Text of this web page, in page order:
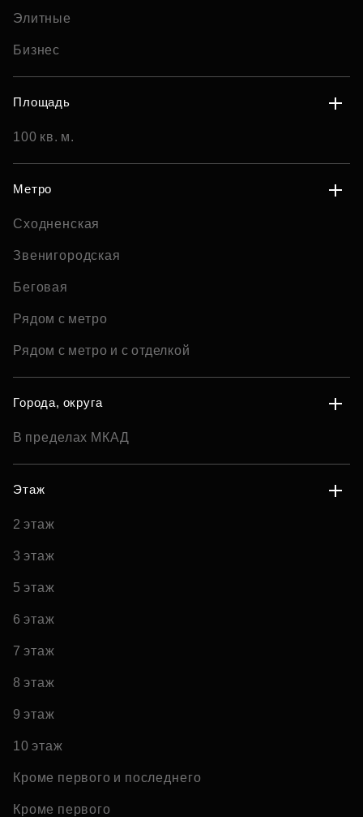
Элитные
Бизнес
Площадь
100 кв. м.
Метро
Сходненская
Звенигородская
Беговая
Рядом с метро
Рядом с метро и с отделкой
Города, округа
В пределах МКАД
Этаж
2 этаж
3 этаж
5 этаж
6 этаж
7 этаж
8 этаж
9 этаж
10 этаж
Кроме первого и последнего
Кроме первого